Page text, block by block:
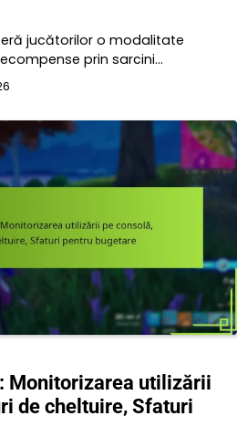
jucătorilor o modalitate
prin sarcini…
Monitorizarea utilizării
de cheltuire, Sfaturi